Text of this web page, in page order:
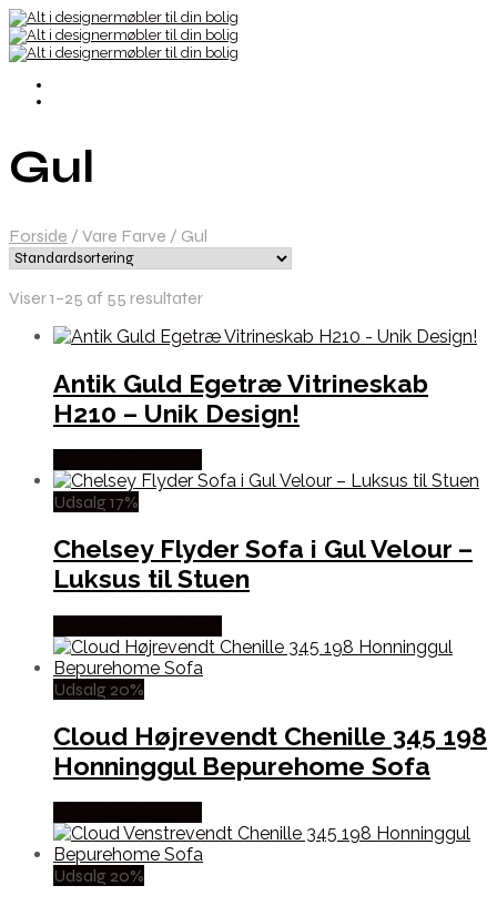
Gul
Forside / Vare Farve / Gul
Viser 1–25 af 55 resultater
Antik Guld Egetræ Vitrineskab
H210 – Unik Design!
Udsalg 17%
Chelsey Flyder Sofa i Gul Velour –
Luksus til Stuen
Udsalg 20%
Cloud Højrevendt Chenille 345 198
Honninggul Bepurehome Sofa
Udsalg 20%